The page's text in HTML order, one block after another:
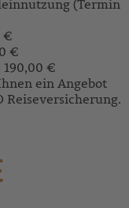
(Termin
€
€
€
ein Angebot
Reiseversicherung.